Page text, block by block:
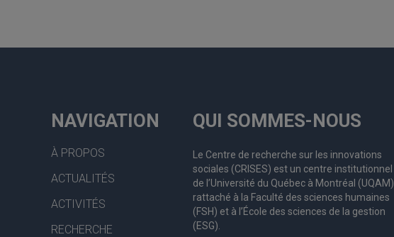
NAVIGATION
À PROPOS
ACTUALITÉS
ACTIVITÉS
RECHERCHE
QUI SOMMES-NOUS
Le Centre de recherche sur les innovations
sociales (CRISES) est un centre institutionnel
de l’Université du Québec à Montréal (UQAM)
rattaché à la Faculté des sciences humaines
(FSH) et à l’École des sciences de la gestion
(ESG).